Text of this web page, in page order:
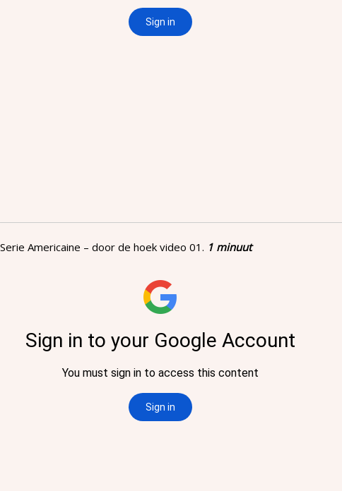
Serie Americaine – door de hoek video 01. 1 minuut